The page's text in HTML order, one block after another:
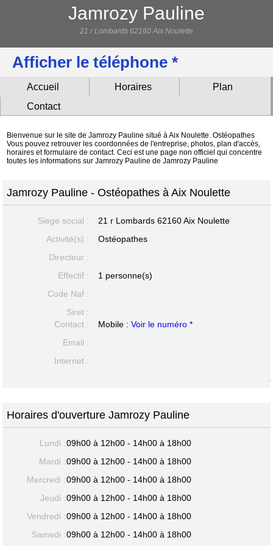
Jamrozy Pauline
21 r Lombards 62160 Aix Noulette
Afficher le téléphone *
Accueil Horaires
Plan
Contact
Bienvenue sur le site de Jamrozy Pauline situé à Aix Noulette. Ostéopathes
Vous pouvez retrouver les coordonnées de l'entreprise, photos, plan d'accès,
horaires et formulaire de contact. Ceci est une page non officiel qui concentre
toutes les informations sur Jamrozy Pauline de Jamrozy Pauline
Jamrozy Pauline - Ostéopathes à Aix Noulette
Siege social : 21 r Lombards62160 Aix Noulette
Activité(s) :
Ostéopathes
Directeur :
Effectif :
1 personne(s)
Code Naf :
Siret :
Contact :
Mobile :Voir le numéro *
Email :
Internet :
-
Horaires d'ouverture Jamrozy Pauline
Lundi :09h00 à 12h00 - 14h00 à 18h00
Mardi :09h00 à 12h00 - 14h00 à 18h00
Mercredi :09h00 à 12h00 - 14h00 à 18h00
Jeudi :09h00 à 12h00 - 14h00 à 18h00
Vendredi :09h00 à 12h00 - 14h00 à 18h00
Samedi :09h00 à 12h00 - 14h00 à 18h00